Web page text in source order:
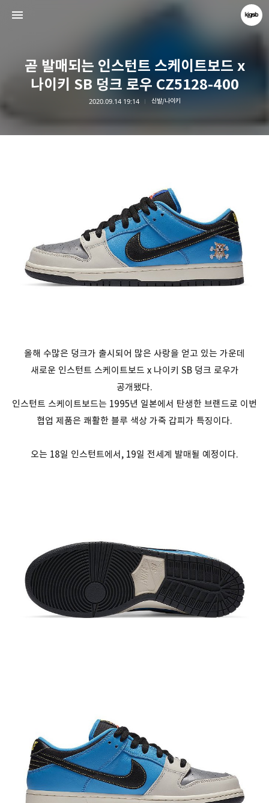
곧 발매되는 인스턴트 스케이트보드 x
나이키 SB 덩크 로우 CZ5128-400
2020.09.14 19:14 신발/나이키
올해 수많은 덩크가 출시되어 많은 사랑을 얻고 있는 가운데
새로운 인스턴트 스케이트보드 x 나이키 SB 덩크 로우가
공개됐다.
인스턴트 스케이트보드는 1995년 일본에서 탄생한 브랜드로 이번
협업 제품은 쾌활한 블루 색상 가죽 갑피가 특징이다.
오는 18일 인스턴트에서, 19일 전세계 발매될 예정이다.
kjgsb